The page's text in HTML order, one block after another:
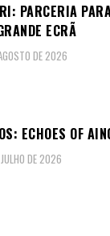
PARCERIA
ECRÃ
DE 2026
ECHOES OF
DE 2026